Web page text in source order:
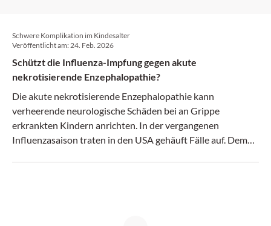
Schwere Komplikation im Kindesalter
Veröffentlicht am: 24. Feb. 2026
Schützt die Influenza-Impfung gegen akute
nekrotisierende Enzephalopathie?
Die akute nekrotisierende Enzephalopathie kann
verheerende neurologische Schäden bei an Grippe
erkrankten Kindern anrichten. In der vergangenen
Influenzasaison traten in den USA gehäuft Fälle auf. Dem